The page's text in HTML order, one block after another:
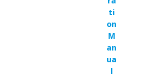
ti
on
M
an
ua
l